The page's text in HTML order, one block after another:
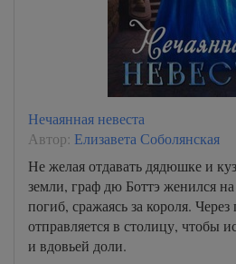
Нечаянная невеста
Автор: Елизавета Соболянская
Не желая отдавать дядюшке и
земли, граф дю Боттэ женился
погиб, сражаясь за короля.
отправляется в столицу, чтобы
и вдовьей доли.